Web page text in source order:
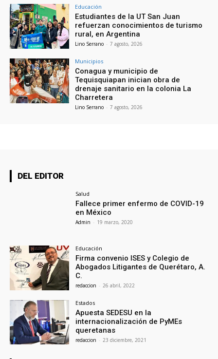
Educación
Estudiantes de la UT San Juan
refuerzan conocimientos de turismo
rural, en Argentina
Lino Serrano - 7 agosto, 2026
Municipios
Conagua y municipio de
Tequisquiapan inician obra de
drenaje sanitario en la colonia La
Charretera
Lino Serrano - 7 agosto, 2026
DEL EDITOR
Salud
Fallece primer enfermo de COVID-19
en México
Admin - 19 marzo, 2020
Educación
Firma convenio ISES y Colegio de
Abogados Litigantes de Querétaro, A.
C.
redaccion - 26 abril, 2022
Estados
Apuesta SEDESU en la
internacionalización de PyMEs
queretanas
redaccion - 23 diciembre, 2021